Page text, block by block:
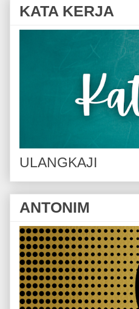
KATA KERJA
ULANGKAJI
ANTONIM